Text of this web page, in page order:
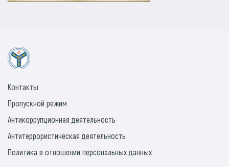
Контакты
Пропускной режим
Антикоррупционная деятельность
Антитеррористическая деятельность
Политика в отношении персональных данных